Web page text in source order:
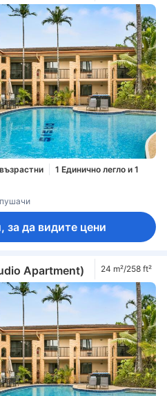
1 Единично легло и 1
за да видите цени
Apartment) 24 m²/258 ft²